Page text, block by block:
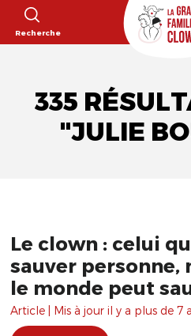
Recherche
335
"JULIE
Le clown : celui
sauver personne,
le monde peut
Article | Mis à jour il y a plus de 7